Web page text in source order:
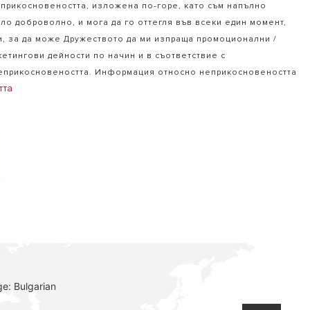
изложена по-горе, като съм напълно
доброволно, и мога да го оттегля във всеки един момент,
за да може Дружеството да ми изпраща промоционални /
дейности по начин и в съответствие с
Информация относно неприкосновеността
Bulgarian